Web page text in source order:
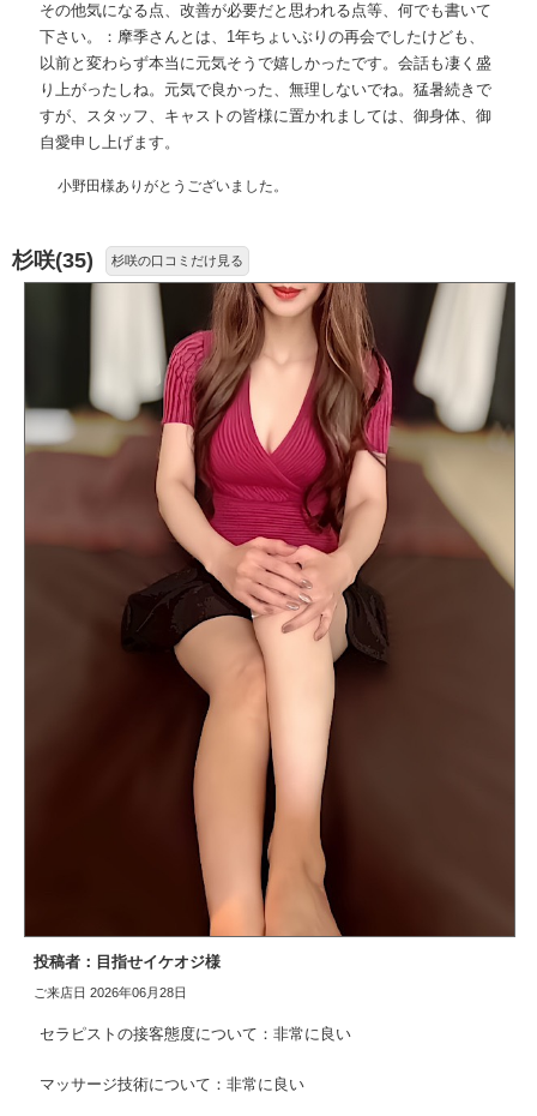
その他気になる点、改善が必要だと思われる点等、何でも書いて
下さい。：摩季さんとは、1年ちょいぶりの再会でしたけども、
以前と変わらず本当に元気そうで嬉しかったです。会話も凄く盛
り上がったしね。元気で良かった、無理しないでね。猛暑続きで
すが、スタッフ、キャストの皆様に置かれましては、御身体、御
自愛申し上げます。
小野田様ありがとうございました。
杉咲(35) 杉咲の口コミだけ見る
投稿者：目指せイケオジ様
ご来店日 2026年06月28日
セラピストの接客態度について：非常に良い
マッサージ技術について：非常に良い